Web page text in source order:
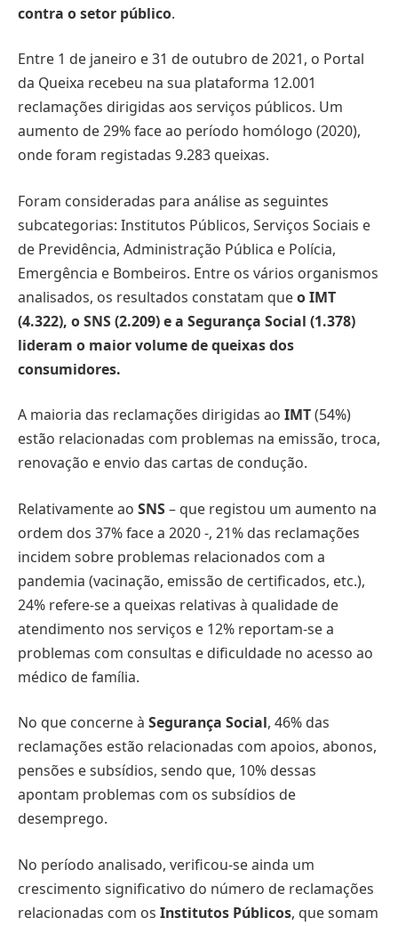
contra o setor público.
Entre 1 de janeiro e 31 de outubro de 2021, o Portal
da Queixa recebeu na sua plataforma 12.001
reclamações dirigidas aos serviços públicos. Um
aumento de 29% face ao período homólogo (2020),
onde foram registadas 9.283 queixas.
Foram consideradas para análise as seguintes
subcategorias: Institutos Públicos, Serviços Sociais e
de Previdência, Administração Pública e Polícia,
Emergência e Bombeiros. Entre os vários organismos
analisados, os resultados constatam queo IMT
(4.322), o SNS (2.209) e a Segurança Social (1.378)
lideram o maior volume de queixas dos
consumidores.
A maioria das reclamações dirigidas ao IMT(54%)
estão relacionadas com problemas na emissão, troca,
renovação e envio das cartas de condução.
Relativamente ao SNS– que registou um aumento na
ordem dos 37% face a 2020 -, 21% das reclamações
incidem sobre problemas relacionados com a
pandemia (vacinação, emissão de certificados, etc.),
24% refere-se a queixas relativas à qualidade de
atendimento nos serviços e 12% reportam-se a
problemas com consultas e dificuldade no acesso ao
médico de família.
No que concerne à Segurança Social, 46% das
reclamações estão relacionadas com apoios, abonos,
pensões e subsídios, sendo que, 10% dessas
apontam problemas com os subsídios de
desemprego.
No período analisado, verificou-se ainda um
crescimento significativo do número de reclamações
relacionadas com os Institutos Públicos, que somam